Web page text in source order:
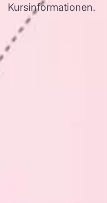
Kursinformationen.